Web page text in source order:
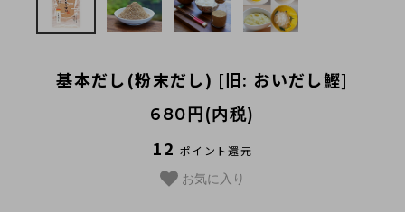
お買い物ガイド
お問い合わせ
基本だし(粉末だし) [旧: おいだし鰹]
680円(内税)
12 ポイント還元
お気に入り